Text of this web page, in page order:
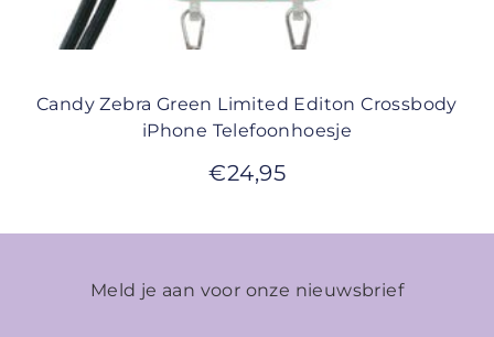
Candy Zebra Green Limited Editon Crossbody
iPhone Telefoonhoesje
€24,95
Meld je aan voor onze nieuwsbrief